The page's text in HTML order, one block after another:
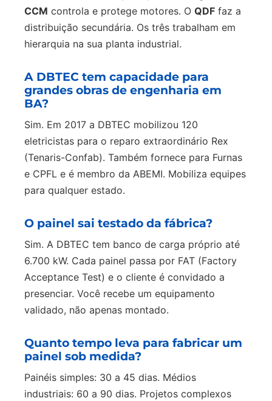
CCM controla e protege motores. O QDF faz a
distribuição secundária. Os três trabalham em
hierarquia na sua planta industrial.
A DBTEC tem capacidade para
grandes obras de engenharia em
BA?
Sim. Em 2017 a DBTEC mobilizou 120
eletricistas para o reparo extraordinário Rex
(Tenaris-Confab). Também fornece para Furnas
e CPFL e é membro da ABEMI. Mobiliza equipes
para qualquer estado.
O painel sai testado da fábrica?
Sim. A DBTEC tem banco de carga próprio até
6.700 kW. Cada painel passa por FAT (Factory
Acceptance Test) e o cliente é convidado a
presenciar. Você recebe um equipamento
validado, não apenas montado.
Quanto tempo leva para fabricar um
painel sob medida?
Painéis simples: 30 a 45 dias. Médios
industriais: 60 a 90 dias. Projetos complexos